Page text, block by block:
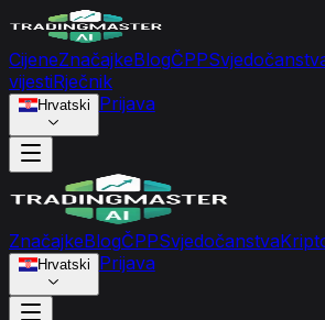
CijeneZnačajkeBlogČPP
vijestiRječnik
Hrvatski Prijava
ZnačajkeBlogČPPSvjedočanstva
Hrvatski Prijava